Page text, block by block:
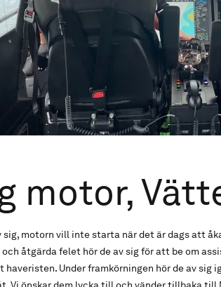
motor,
sig, motorn vill inte starta när det är dags att
åtgärda felet hör de av sig för att be om
haveristen. Under framkörningen hör de av sig